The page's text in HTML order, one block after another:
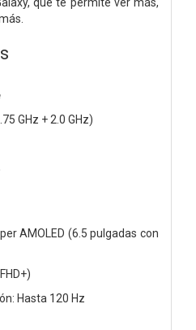
GHz + 2.0 GHz)
AMOLED (6.5 pulgadas con
Hasta 120 Hz